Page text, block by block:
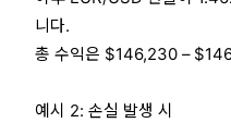
니다.
총 수익은 $146,230 –
예시 2: 손실 발생 시